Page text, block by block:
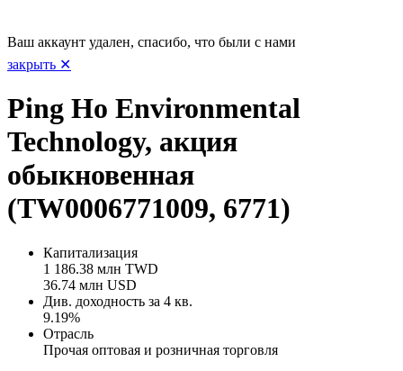
Ваш аккаунт удален, спасибо, что были с нами
закрыть ✕
Ping Ho Environmental
Technology, акция
обыкновенная
(TW0006771009, 6771)
Капитализация
1 186.38 млн TWD
36.74 млн USD
Див. доходность за 4 кв.
9.19%
Отрасль
Прочая оптовая и розничная торговля